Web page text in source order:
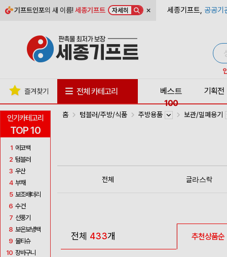
기프트인포의 새 이름!세종기프트 자세히 × 세종기프트, 공공기
인기카테고리
TOP 10
1 에코백
2 텀블러
3 우산
4 부채
5 보조배터리
6 수건
7 선풍기
8 보온보냉백
9 물티슈
10 장바구니
즐겨찾기 전체 카테고리
베스트
100
기획전
홈 텀블러/주방/식품 주방용품 보관/밀폐용기
전체 글라스락
전체 433개 추천상품순